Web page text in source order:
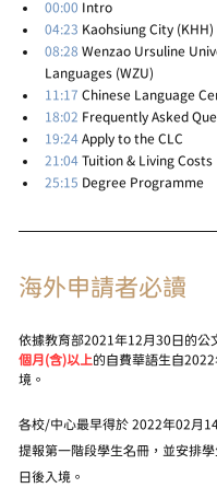
00:00 Intro
04:23 Kaohsiung City (KHH)
08:28 Wenzao Ursuline
Languages (WZU)
11:17 Chinese Language
18:02 Frequently Asked
19:24 Apply to the CLC
21:04 Tuition & Living Costs
25:15 Degree Programme
海外申請者必讀
依據教育部2021年12月30日的公
個月(含)以上的自費華語生自
境。
各校/中心最早得於 2022年02月
提報第一階段學生名冊，並安排
日後入境。